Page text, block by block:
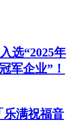
选“2025年
军企业”！
满祝福音